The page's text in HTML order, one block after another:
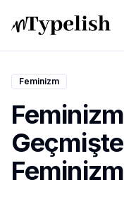
Dünya
Film ve Dizi
Kültür ve Sanat
Feminizm
Feminizm